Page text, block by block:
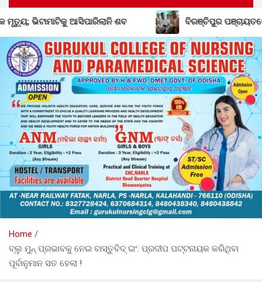
ବିରଞ୍ଚିପୁର ପଞ୍ଚାୟତରେ ବିଜେଡିର ଶକ୍ତି ବୃଦ୍ଧି; ବିଜେପି
Home
ବ୍ଲୁ ମୁନ୍ ପ୍ରଭାବକୁ ନେଇ ବାସ୍ତୁବିଦ୍ ଇଂ. ପ୍ରଦୀପ ପଟ୍ଟନାୟକ କରିଥିବା
ପୂର୍ବାନୁମାନ ସତ ହେଲା !